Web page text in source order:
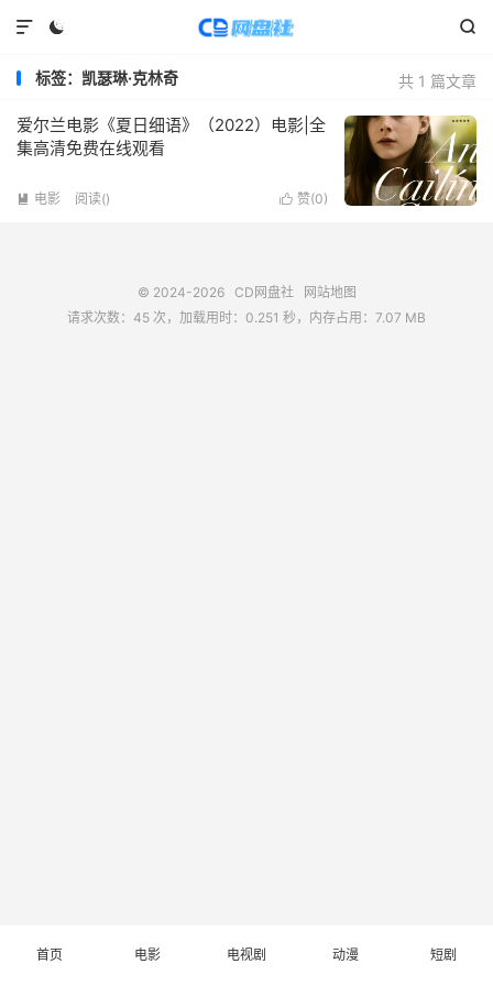
 

共 1 篇文章
标签：凯瑟琳·克林奇
爱尔兰电影《夏日细语》（2022）电影|全
集高清免费在线观看
 赞(0)
 电影 阅读()
© 2024-2026 CD网盘社
网站地图
请求次数：45 次，加载用时：0.251 秒，内存占用：7.07 MB
首页 电影 电视剧 动漫 短剧